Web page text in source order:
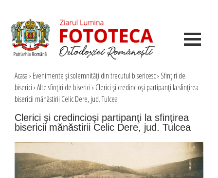
Acasa› Evenimente şi solemnităţi din trecutul bisericesc› Sfinţiri de
biserici›Alte sfinţiri de biserici› Clerici şi credincioşi partipanţi la sfinţirea
bisericii mănăstirii Celic Dere, jud. Tulcea
Clerici şi credincioşi partipanţi la sfinţirea
bisericii mănăstirii Celic Dere, jud. Tulcea